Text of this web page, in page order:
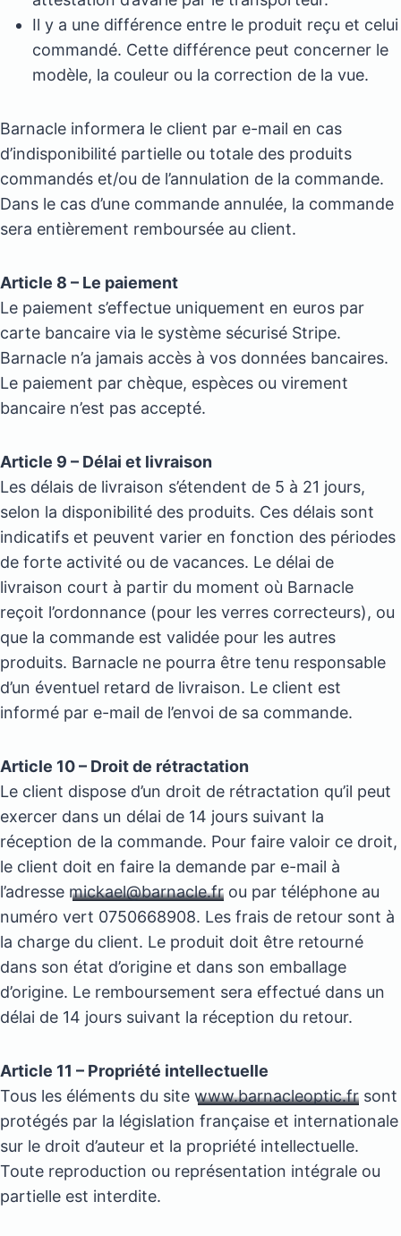
Il y a une différence entre le produit reçu et celui
commandé. Cette différence peut concerner le
modèle, la couleur ou la correction de la vue.
Barnacle informera le client par e-mail en cas
d’indisponibilité partielle ou totale des produits
commandés et/ou de l’annulation de la commande.
Dans le cas d’une commande annulée, la commande
sera entièrement remboursée au client.
Article 8 – Le paiement
Le paiement s’effectue uniquement en euros par
carte bancaire via le système sécurisé Stripe.
Barnacle n’a jamais accès à vos données bancaires.
Le paiement par chèque, espèces ou virement
bancaire n’est pas accepté.
Article 9 – Délai et livraison
Les délais de livraison s’étendent de 5 à 21 jours,
selon la disponibilité des produits. Ces délais sont
indicatifs et peuvent varier en fonction des périodes
de forte activité ou de vacances. Le délai de
livraison court à partir du moment où Barnacle
reçoit l’ordonnance (pour les verres correcteurs), ou
que la commande est validée pour les autres
produits. Barnacle ne pourra être tenu responsable
d’un éventuel retard de livraison. Le client est
informé par e-mail de l’envoi de sa commande.
Article 10 – Droit de rétractation
Le client dispose d’un droit de rétractation qu’il peut
exercer dans un délai de 14 jours suivant la
réception de la commande. Pour faire valoir ce droit,
le client doit en faire la demande par e-mail à
l’adresse mickael@barnacle.fr ou par téléphone au
numéro vert 0750668908. Les frais de retour sont à
la charge du client. Le produit doit être retourné
dans son état d’origine et dans son emballage
d’origine. Le remboursement sera effectué dans un
délai de 14 jours suivant la réception du retour.
Article 11 – Propriété intellectuelle
Tous les éléments du sitewww.barnacleoptic.fr sont
protégés par la législation française et internationale
sur le droit d’auteur et la propriété intellectuelle.
Toute reproduction ou représentation intégrale ou
partielle est interdite.